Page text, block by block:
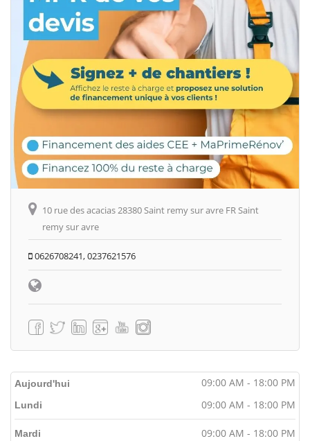
10 rue des acacias 28380 Saint remy sur avre FR Saint
remy sur avre
0626708241, 0237621576
Aujourd'hui 09:00 AM - 18:00 PM
Lundi 09:00 AM - 18:00 PM
Mardi 09:00 AM - 18:00 PM